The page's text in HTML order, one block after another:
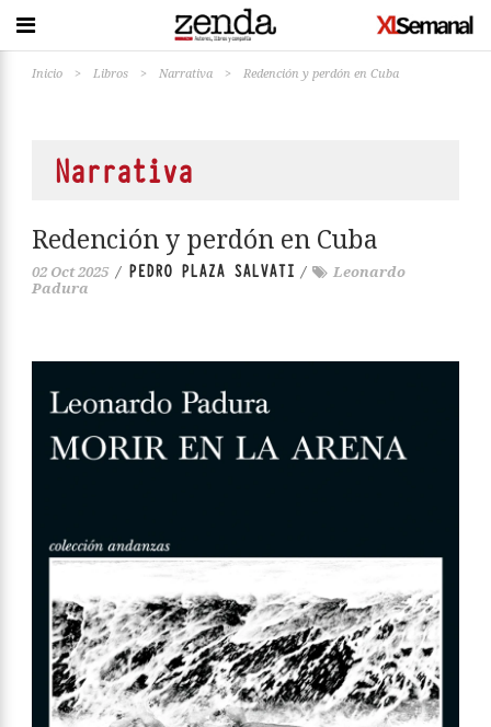
Inicio > Libros > Narrativa > Redención y perdón en Cuba
Narrativa
Redención y perdón en Cuba
02 Oct 2025 / PEDRO PLAZA SALVATI /
Leonardo
Padura